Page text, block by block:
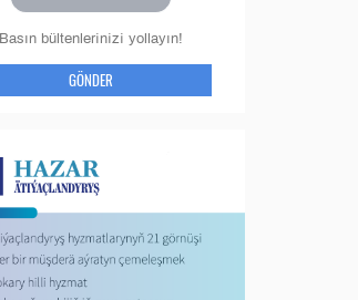
Basın bültenlerinizi yollayın!
GÖNDER